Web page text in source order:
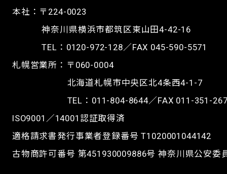
本社：〒224-0023
神奈川県横浜市都筑区東山田4-42-16
TEL： 0120-972-128／FAX 045-590-5571
札幌営業所：〒060-0004
北海道札幌市中央区北4条西4-1-7
TEL： 011-804-8644／FAX 011-351-
ISO9001／14001認証取得済
適格請求書発行事業者登録番号 T1020001044142
古物商許可番号 第451930009886号 神奈川県公安委